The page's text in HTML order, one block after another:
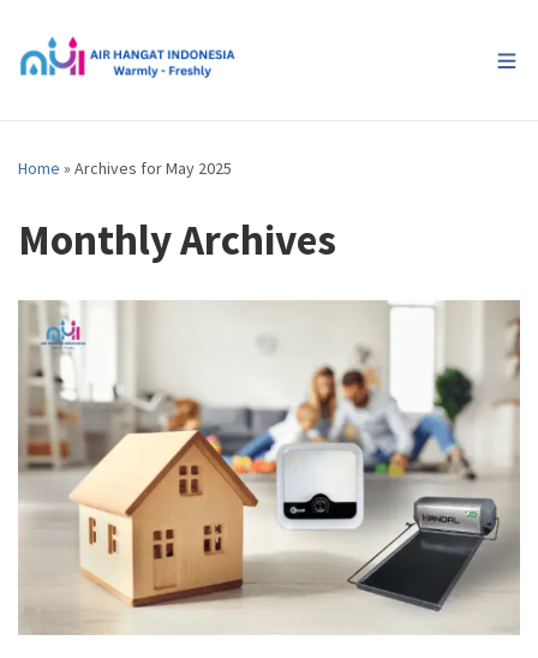
Home » Archives for May 2025
Monthly Archives